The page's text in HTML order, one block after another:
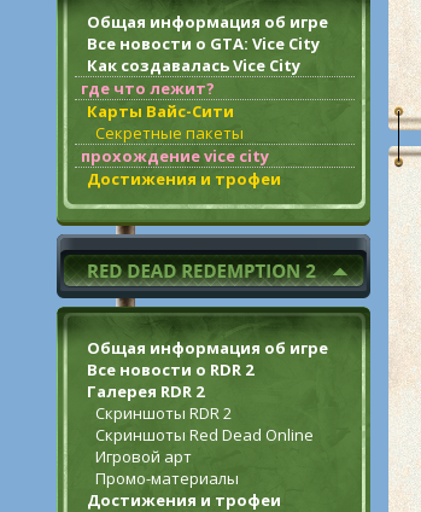
Общая информация об игре
Все новости о GTA: Vice City
Как создавалась Vice City
где что лежит?
Карты Вайс-Сити
Секретные пакеты
прохождение vice city
Достижения и трофеи
Общая информация об игре
Все новости о RDR 2
Галерея RDR 2
Скриншоты RDR 2
Скриншоты Red Dead Online
Игровой арт
Промо-материалы
Достижения и трофеи